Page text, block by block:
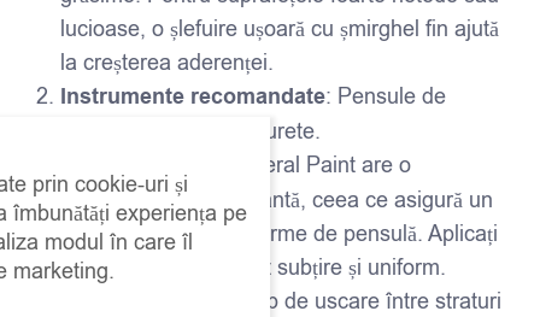
lucioase, o șlefuire ușoară cu șmirghel fin ajută
la creșterea aderenței.
Instrumente recomandate: Pensule de
calitate sau role din burete.
: Fusion Mineral Paint are o
consistență autonivelantă, ceea ce asigură un
finisaj uniform și fără urme de pensulă. Aplicați
vopseaua într-un strat subțire și uniform.
: Timp de uscare între straturi
prin cookie-uri și
îmbunătăți experiența pe
modul în care îl
marketing.